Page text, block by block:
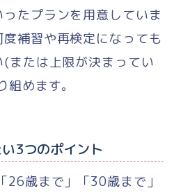
たプランを用意していま
補習や再検定になっても
または上限が決まってい
めます。
3つのポイント
26歳まで」「30歳まで」